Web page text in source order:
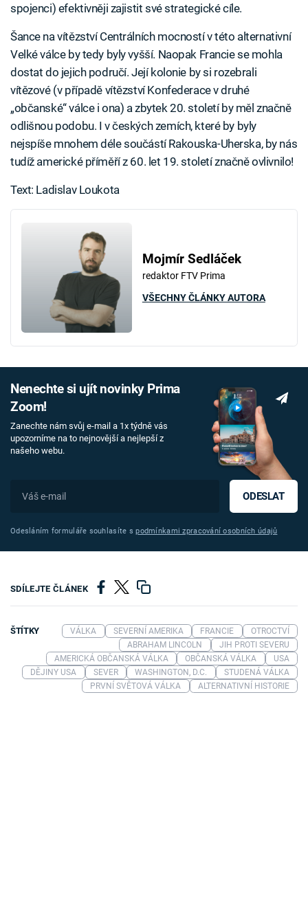
spojenci) efektivněji zajistit své strategické cíle.
Šance na vítězství Centrálních mocností v této alternativní
Velké válce by tedy byly vyšší. Naopak Francie se mohla
dostat do jejich područí. Její kolonie by si rozebrali
vítězové (v případě vítězství Konfederace v druhé
„občanské“ válce i ona) a zbytek 20. století by měl značně
odlišnou podobu. I v českých zemích, které by byly
nejspíše mnohem déle součástí Rakouska-Uherska, by nás
tudíž americké příměří z 60. let 19. století značně ovlivnilo!
Text: Ladislav Loukota
Mojmír Sedláček
redaktor FTV Prima
VŠECHNY ČLÁNKY AUTORA
Nenechte si ujít novinky Prima
Zoom!
Zanechte nám svůj e-mail a 1x týdně vás
upozorníme na to nejnovější a nejlepší z
našeho webu.
ODESLAT
Odesláním formuláře souhlasíte spodmínkami zpracování osobních údajů
SDÍLEJTE ČLÁNEK
ŠTÍTKY VÁLKA SEVERNÍ AMERIKA FRANCIE
OTROCTVÍ
ABRAHAM LINCOLN
JIH PROTI SEVERU
AMERICKÁ OBČANSKÁ VÁLKA
OBČANSKÁ VÁLKA
USA
DĚJINY USA
SEVER WASHINGTON, D.C.
STUDENÁ VÁLKA
PRVNÍ SVĚTOVÁ VÁLKA
ALTERNATIVNÍ HISTORIE